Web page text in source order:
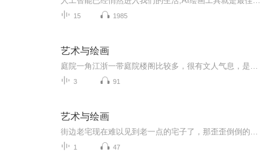
15 1985
艺术与绘画
3 91
艺术与绘画
1 47